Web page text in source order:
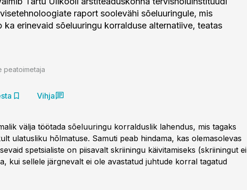
raport soolevähi sõeluuringule, mis
ka erinevaid sõeluuringu korralduse alternatiive, teatas
peatoimetaja
Vihja
välja töötada sõeluuringu korralduslik lahendus, mis tagaks
ulatusliku hõlmatuse. Samuti peab hindama, kas olemasolevas
spetsialiste on piisavalt skriiningu käivitamiseks (skriiningut ei
kui sellele järgnevalt ei ole avastatud juhtude korral tagatud